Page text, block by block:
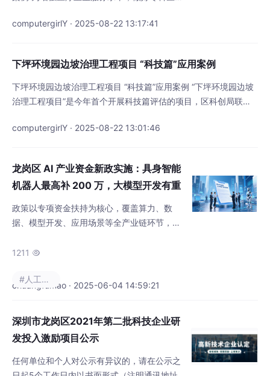
理了区耳鼻喉医院医疗设备的痛点问题，提出
中央监护系统、医用内窥镜摄像系统、骨密度
检查设备等相关专业医疗设备“科技篇”产品需
求。2月28日，区企服中心根据需求发布了智
computergirlY · 2025-08-22 13:17:41
下坪环境园边坡治理工程项目 “科技篇”应用案例
下坪环境园边坡治理工程项目 “科技篇”应用案例 “下坪环境园边坡
治理工程项目”是今年首个开展科技篇评估的项目，区科创局联合
杂、存在地下水影响、施工周期长、边坡监测坡体位移沉降、应力
采用的产品技术进行分析研究，提出应重点关注后期
computergirlY · 2025-08-22 13:01:46
龙岗区 AI 产业资金新政实施：具身智能
机器人最高补 200 万，大模型开发有重
奖
政策以专项资金扶持为核心，覆盖算力、数
据、模型开发、应用场景等全产业链环节，旨
量发展。
1211 
chuangfumao · 2025-06-04 14:59:21
#人工智能
深圳市龙岗区2021年第二批科技企业研
发投入激励项目公示
任何单位和个人对公示有异议的，请在公示之